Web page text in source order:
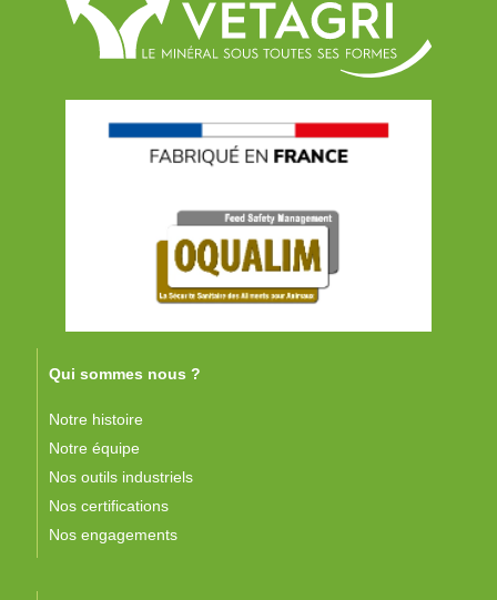
Qui sommes nous ?
Notre histoire
Notre équipe
Nos outils industriels
Nos certifications
Nos engagements